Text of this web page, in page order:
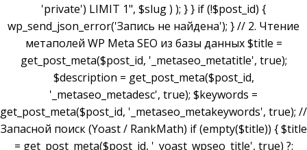
'private') LIMIT 1", $slug ) ); } } if (!$post_id) {
wp_send_json_error('Запись не найдена'); } // 2. Чтение
метаполей WP Meta SEO из базы данных $title =
get_post_meta($post_id, '_metaseo_metatitle', true);
$description = get_post_meta($post_id,
'_metaseo_metadesc', true); $keywords =
get_post_meta($post_id, '_metaseo_metakeywords', true); //
Запасной поиск (Yoast / RankMath) if (empty($title)) { $title
= get_post_meta($post_id, '_yoast_wpseo_title', true) ?: